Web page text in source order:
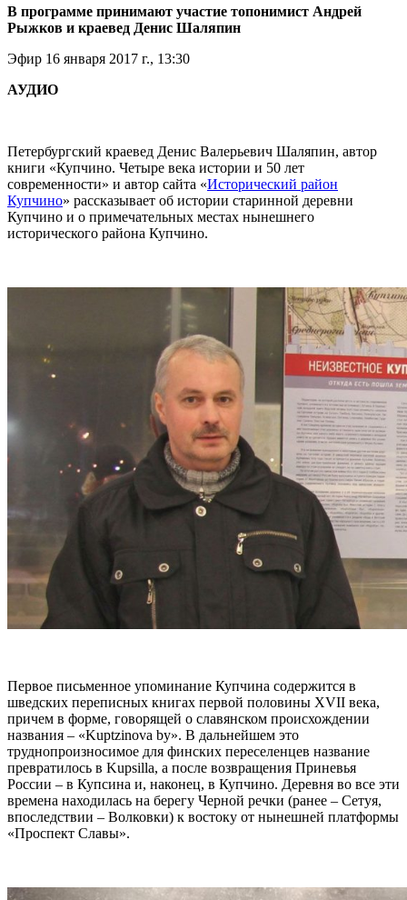
В программе принимают участие топонимист Андрей
Рыжков и краевед Денис Шаляпин
Эфир 16 января 2017 г., 13:30
АУДИО
Петербургский краевед Денис Валерьевич Шаляпин, автор
книги «Купчино. Четыре века истории и 50 лет
современности» и автор сайта «Исторический район
Купчино» рассказывает об истории старинной деревни
Купчино и о примечательных местах нынешнего
исторического района Купчино.
Первое письменное упоминание Купчина содержится в
шведских переписных книгах первой половины XVII века,
причем в форме, говорящей о славянском происхождении
названия – «Kuptzinova by». В дальнейшем это
труднопроизносимое для финских переселенцев название
превратилось в Kupsilla, а после возвращения Приневья
России – в Купсина и, наконец, в Купчино. Деревня во все эти
времена находилась на берегу Черной речки (ранее – Сетуя,
впоследствии – Волковки) к востоку от нынешней платформы
«Проспект Славы».